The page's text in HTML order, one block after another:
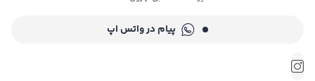
پیام در واتس اپ